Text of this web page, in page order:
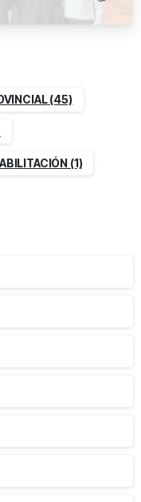
(45)
(1)